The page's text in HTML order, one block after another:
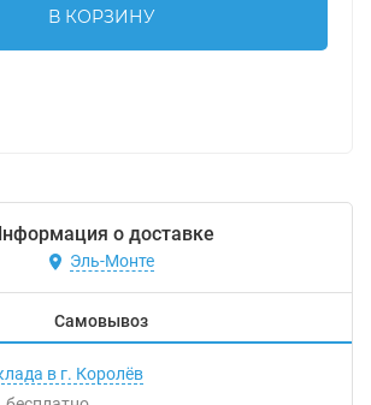
В КОРЗИНУ
о доставке
Эль-Монте
Самовывоз
в г. Королёв